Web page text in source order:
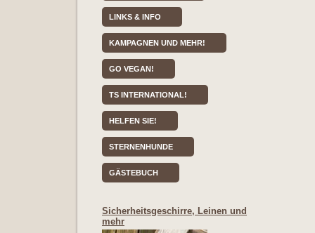
LINKS & INFO
KAMPAGNEN UND MEHR!
GO VEGAN!
TS INTERNATIONAL!
HELFEN SIE!
STERNENHUNDE
GÄSTEBUCH
Sicherheitsgeschirre, Leinen und
mehr